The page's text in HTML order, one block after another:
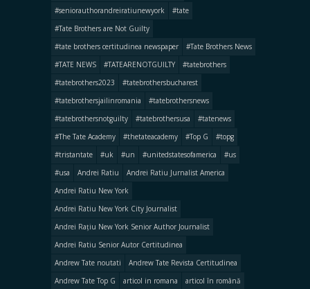
#seniorauthorandreiratiunewyork
#tate
#Tate Brothers are Not Guilty
#tate brothers certitudinea newspaper
#Tate Brothers News
#TATE NEWS
#TATEARENOTGUILTY
#tatebrothers
#tatebrothers2023
#tatebrothersbucharest
#tatebrothersjailinromania
#tatebrothersnews
#tatebrothersnotguilty
#tatebrothersusa
#tatenews
#The Tate Academy
#thetateacademy #Top G
#topg
#tristantate
#uk #un #unitedstatesofamerica
#us
#usa
Andrei Ratiu
Andrei Ratiu Jurnalist America
Andrei Ratiu New York
Andrei Ratiu New York City Journalist
Andrei Rațiu New York Senior Author Journalist
Andrei Ratiu Senior Autor Certitudinea
Andrew Tate noutati
Andrew Tate Revista Certitudinea
Andrew Tate Top G
articol in romana
articol în română